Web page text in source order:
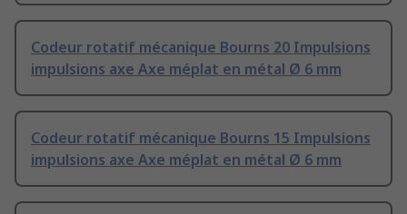
Codeur rotatif mécanique Bourns 20 Impulsions
impulsions axe Axe méplat en métal Ø 6 mm
Codeur rotatif mécanique Bourns 15 Impulsions
impulsions axe Axe méplat en métal Ø 6 mm